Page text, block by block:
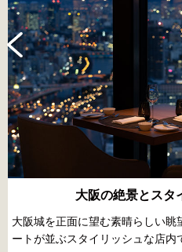
大阪の絶景とスタ
大阪城を正面に望む素晴らしい
ートが並ぶスタイリッシュな店内